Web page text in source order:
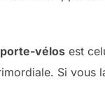
porte-vélos est
Si vous